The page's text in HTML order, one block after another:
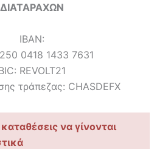
ΔΙΑΤΑΡΑΧΩΝ
IBAN:
0418 1433 7631
REVOLT21
τράπεζας: CHASDEFX
να γίνονται